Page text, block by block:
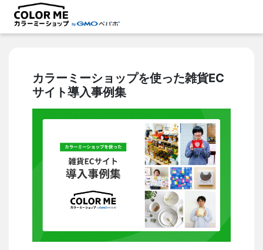
カラーミーショップを使った雑貨EC
サイト導入事例集